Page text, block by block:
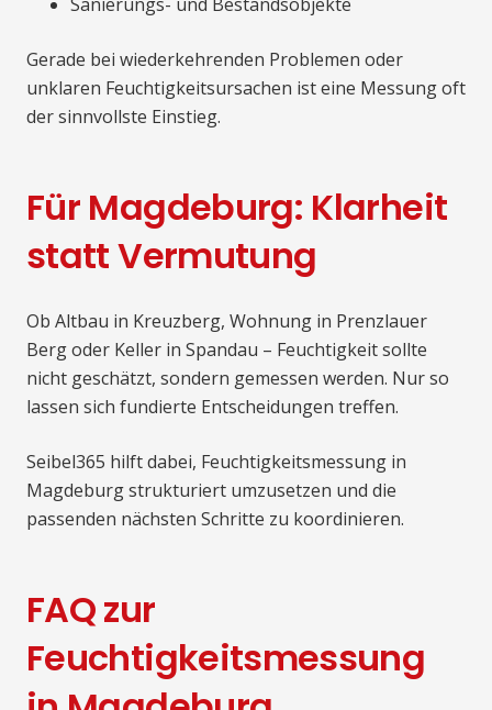
Gerade bei wiederkehrenden Problemen oder
unklaren Feuchtigkeitsursachen ist eine Messung oft
der sinnvollste Einstieg.
Für Magdeburg: Klarheit
statt Vermutung
Ob Altbau in Kreuzberg, Wohnung in Prenzlauer
Berg oder Keller in Spandau – Feuchtigkeit sollte
nicht geschätzt, sondern gemessen werden. Nur so
lassen sich fundierte Entscheidungen treffen.
Seibel365 hilft dabei, Feuchtigkeitsmessung in
Magdeburg strukturiert umzusetzen und die
passenden nächsten Schritte zu koordinieren.
FAQ zur
Feuchtigkeitsmessung